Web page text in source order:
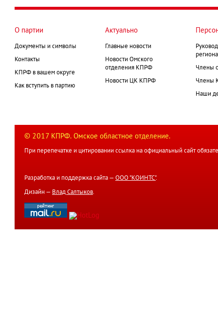
страниц
О партии
Документы и символы
Контакты
КПРФ в вашем округе
Как вступить в партию
Актуально
Главные новости
Новости Омского
отделения КПРФ
Новости ЦК КПРФ
Члены
Члены
Наши
© 2017 КПРФ. Омское областное отделение.
При перепечатке и цитировании ссылка на официальный сайт
Разработка и поддержка сайта — ООО "КОИНТС".
Дизайн — Влад Салтыков.